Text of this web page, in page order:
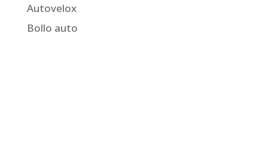
Autovelox
Bollo auto